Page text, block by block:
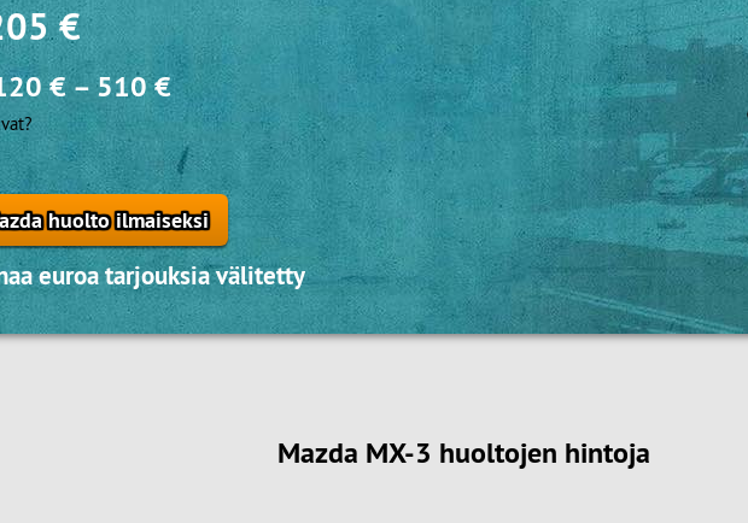
€
€–510 €
huolto ilmaiseksi
euroa tarjouksia välitetty
Mazda MX-3 huoltojen hintoja